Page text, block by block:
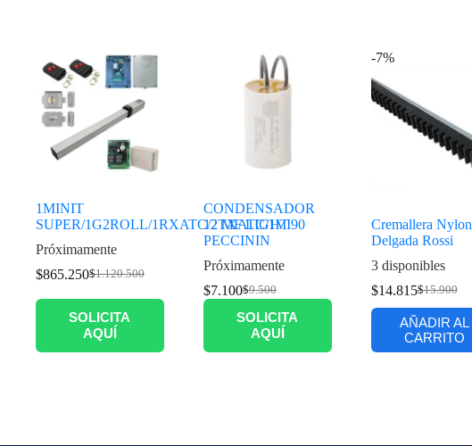
1MINIT
SUPER/1G2ROLL/1RXATC/2TXATC/1VI90
Próximamente
$1.120.500
$865.250
SOLICITA
AQUÍ
CONDENSADOR
12 MF LIGHT
PECCININ
Próximamente
$9.500
$7.100
SOLICITA
AQUÍ
-7%
Cremallera
Delgada Rossi
3 disponibles
$15.900
$14.815
AÑADIR AL
CARRITO